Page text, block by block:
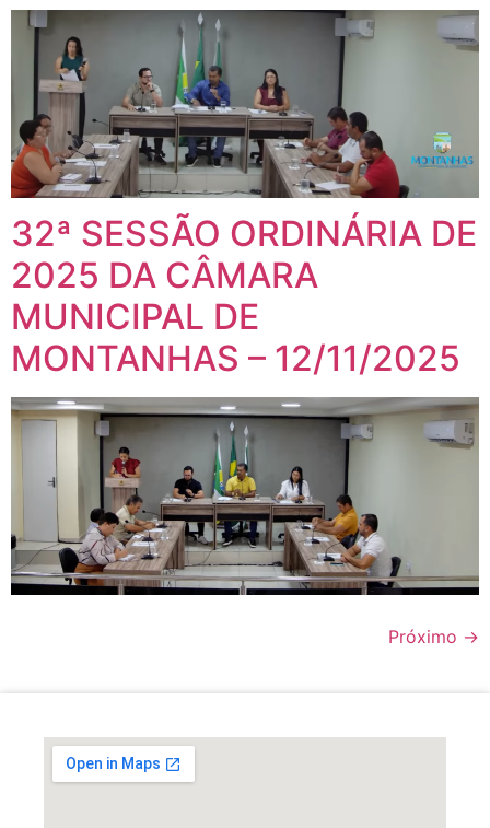
32ª SESSÃO ORDINÁRIA DE
2025 DA CÂMARA
MUNICIPAL DE
MONTANHAS – 12/11/2025
Próximo →